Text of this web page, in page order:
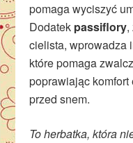
pomaga wyciszyć
Dodatek passiflory,
cielista, wprowadza
które pomaga
poprawiając
przed snem.
To herbatka, która